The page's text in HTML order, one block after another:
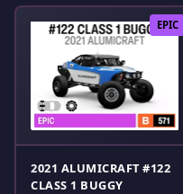
EPIC
2021 ALUMICRAFT #122
CLASS 1 BUGGY